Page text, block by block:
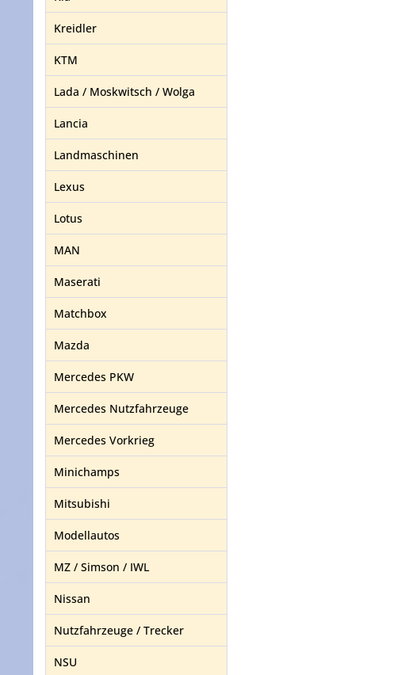
Kreidler
KTM
Lada / Moskwitsch / Wolga
Lancia
Landmaschinen
Lexus
Lotus
MAN
Maserati
Matchbox
Mazda
Mercedes PKW
Mercedes Nutzfahrzeuge
Mercedes Vorkrieg
Minichamps
Mitsubishi
Modellautos
MZ / Simson / IWL
Nissan
Nutzfahrzeuge / Trecker
NSU